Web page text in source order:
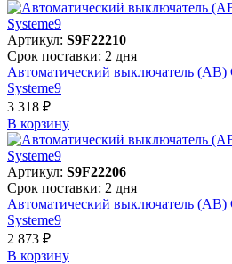
Артикул: S9F22210
Срок поставки: 2 дня
Автоматический выключатель (АВ)
Systeme9
3 318 ₽
В корзинy
Артикул: S9F22206
Срок поставки: 2 дня
Автоматический выключатель (АВ)
Systeme9
2 873 ₽
В корзинy